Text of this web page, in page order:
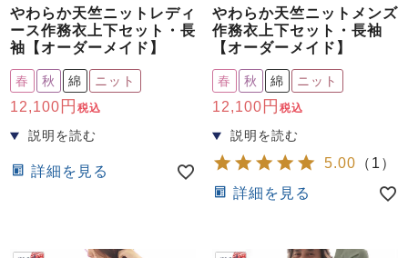
やわらか天竺ニットレディ
ース作務衣上下セット・長
袖【オーダーメイド】
春 秋 綿 ニット
12,100 税込
詳細を見る
やわらか天竺ニットメンズ
作務衣上下セット・長袖
【オーダーメイド】
春 秋 綿 ニット
12,100 税込
5.00 （ 1 ）
詳細を見る